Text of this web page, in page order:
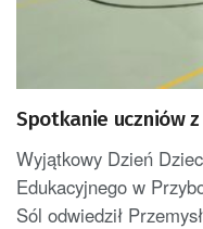
Spotkanie uczniów
Wyjątkowy Dzień
Edukacyjnego w
Sól odwiedził